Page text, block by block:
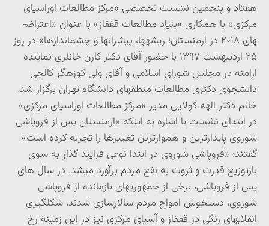
هفتاد و پنجمین نشست تخصصی «مرکز مطالعات اوراسیای
مرکزی» با همکاری «بنیاد مطالعات قفقاز» با عنوان «اعتراض­
های ۲۰۱۸ در ارمنستان؛ ریشه­ها، پیشران­ها و چشم­اندازها» در روز
۲۵ اردیبهشت ۱۳۹۷ با حضور آقای دکتر کارن خانلری نماینده
ارامنه در مجلس شورای اسلامی و آقای ولی کوزه­گر کالجی
دانشجوی دکتری مطالعات منطقه­ای دانشگاه تهران برگزار شد.
خانم دکتر الهه کولایی مدیر «مرکز مطالعات اوراسیای مرکزی»
در ابتدای نشست با اشاره به اینکه «ارمنستان پس از فروپاشی
شوروی پایدارترین و هموارترین تغییرها را تجربه کرده است»
گفتند: «فروپاشی شوروی در ابتدا نوعی فرایند گذار به سوی
بازتوزیع قدرت و ثروت به نفع مردم برآورد می­شد. در سال های
پس از فروپاشی، برخی از جمهوری­های بازمانده از فروپاشی
شوروی، دستخوش امواج مردم سالارسازی شدند. شکل­گیری
انقلاب­های رنگی در قفقاز و آسیای مرکزی نیز در این زمینه رخ